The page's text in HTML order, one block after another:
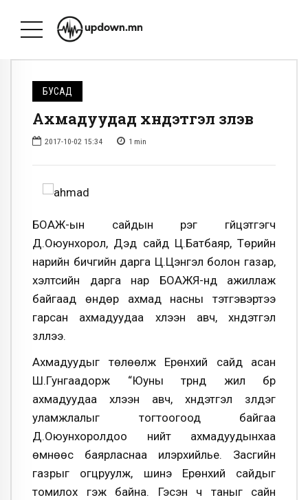
БУСАД
Ахмадуудад хүндэтгэл үзүүлэв
2017-10-02 15:34 1 min
БОАЖ-ын сайдын үүрэг гүйцэтгэгч
Д.Оюунхорол, Дэд сайд Ц.Батбаяр, Төрийн
нарийн бичгийн дарга Ц.Цэнгэл болон газар,
хэлтсийн дарга нар БОАЖЯ-нд ажиллаж
байгаад өндөр ахмад насны тэтгэвэртээ
гарсан ахмадуудаа хүлээн авч, хүндэтгэл
үзүүллээ.
Ахмадуудыг төлөөлж Ерөнхий сайд асан
Ш.Гунгаадорж “Юуны түрүүнд жил бүр
ахмадуудаа хүлээн авч, хүндэтгэл үзүүлдэг
уламжлалыг тогтоогоод байгаа
Д.Оюунхоролдоо нийт ахмадуудынхаа
өмнөөс баярласнаа илэрхийлье. Засгийн
газрыг огцруулж, шинэ Ерөнхий сайдыг
томилох гэж байна. Гэсэн ч таныг сайн